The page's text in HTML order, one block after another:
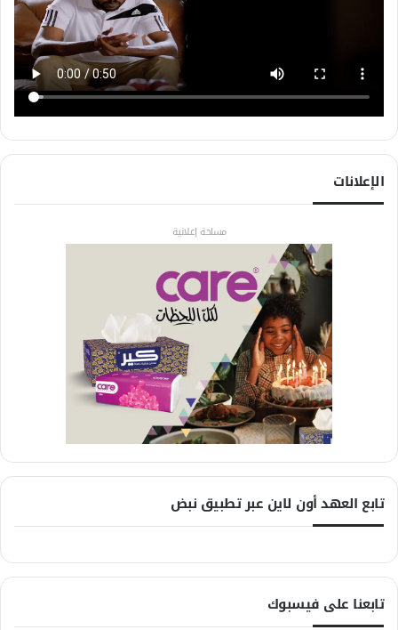
الإعلانات
مساحة إعلانية
تابع العهد أون لاين عبر تطبيق نبض
تابعنا على فيسبوك